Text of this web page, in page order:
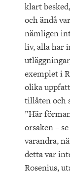
klart
och ändå
nämligen
liv, alla har
exemplet i
olika
tillåten och
”Här
orsaken –
varandra,
detta var
Rosenius,